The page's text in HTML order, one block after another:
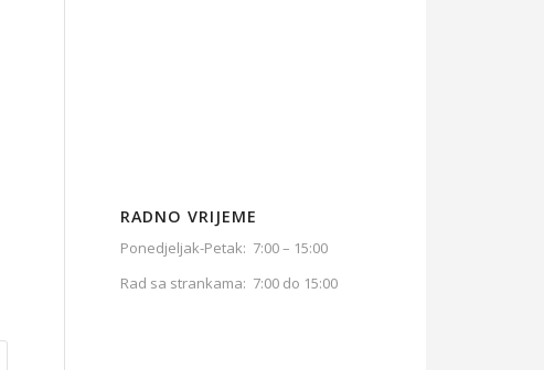
RADNO VRIJEME
Ponedjeljak-Petak: 7:00 – 15:00
Rad sa strankama: 7:00 do 15:00